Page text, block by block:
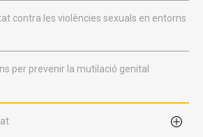
contra les violències sexuals en entorns
per prevenir la mutilació genital